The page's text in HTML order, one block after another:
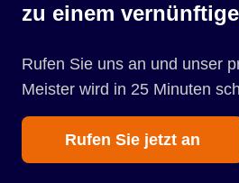
zu einem
Rufen Sie uns an und unser
Meister wird in 25 Minuten
Rufen Sie jetzt an